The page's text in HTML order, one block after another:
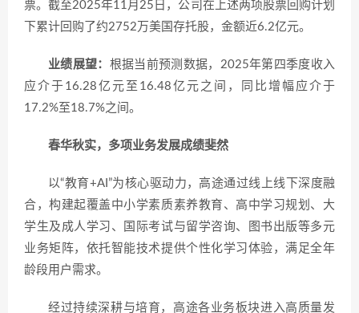
票。截至2025年11月25日，公司在上述两项股票回购计划
下累计回购了约2752万美国存托股，金额近6.2亿元。
业绩展望： 根据当前预测数据，2025年第四季度收入
应介于16.28亿元至16.48亿元之间，同比增幅应介于
17.2%至18.7%之间。
春华秋实，多项业务发展成绩斐然
以“教育+AI”为核心驱动力，高途通过线上线下深度融
合，构建起覆盖中小学素质素养教育、高中学习规划、大
学生及成人学习、国际考试与留学咨询、图书出版等多元
业务矩阵，依托智能技术提供个性化学习体验，满足全年
龄段用户需求。
经过持续深耕与培育，高途各业务板块进入高质量发